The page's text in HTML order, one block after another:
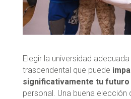
Elegir la universidad
trascendental que puede
significativamente tu futuro
personal. Una buena elección